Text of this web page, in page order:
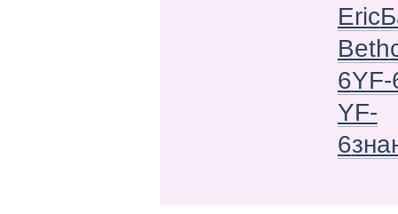
Eric
Beth
6YF-
YF-
6